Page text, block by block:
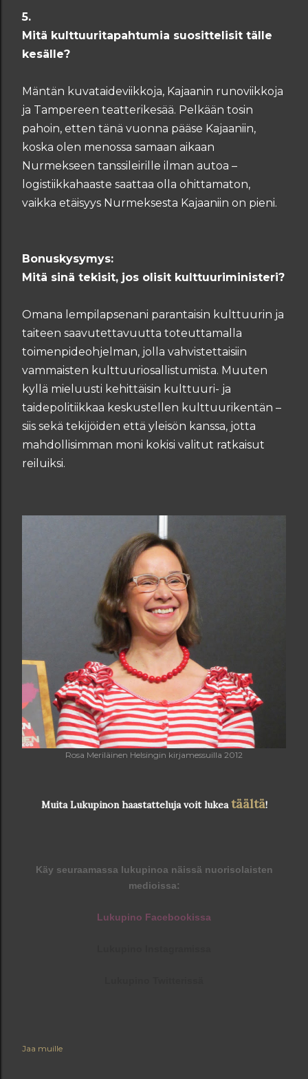
5.
Mitä kulttuuritapahtumia suosittelisit tälle
kesälle?
Mäntän kuvataideviikkoja, Kajaanin runoviikkoja
ja Tampereen teatterikesää. Pelkään tosin
pahoin, etten tänä vuonna pääse Kajaaniin,
koska olen menossa samaan aikaan
Nurmekseen tanssileirille ilman autoa –
logistiikkahaaste saattaa olla ohittamaton,
vaikka etäisyys Nurmeksesta Kajaaniin on pieni.
Bonuskysymys:
Mitä sinä tekisit, jos olisit kulttuuriministeri?
Omana lempilapsenani parantaisin kulttuurin ja
taiteen saavutettavuutta toteuttamalla
toimenpideohjelman, jolla vahvistettaisiin
vammaisten kulttuuriosallistumista. Muuten
kyllä mieluusti kehittäisin kulttuuri- ja
taidepolitiikkaa keskustellen kulttuurikentän –
siis sekä tekijöiden että yleisön kanssa, jotta
mahdollisimman moni kokisi valitut ratkaisut
reiluiksi.
Rosa Meriläinen Helsingin kirjamessuilla 2012
Muita Lukupinon haastatteluja voit lukeatäältä!
Käy seuraamassa lukupinoa näissä nuorisolaisten
medioissa:
Lukupino Facebookissa
Jaa muille